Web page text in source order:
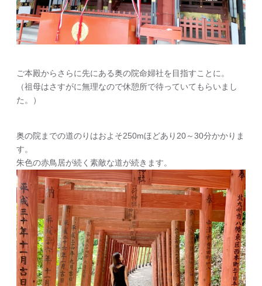
ご本殿からさらに先にある奥の院命婦社を目指すことに。
（祖母はさすがに無理なので休憩所で待っていてもらいまし
た。）
奥の院までの道のりはおよそ250mほどあり20～30分かかりま
す。
朱色の赤鳥居が続く素敵な道が続きます。